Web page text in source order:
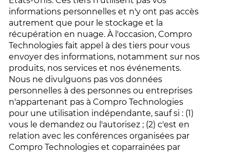
informations personnelles et n'y ont pas accès
autrement que pour le stockage et la
récupération en nuage. À l'occasion, Compro
Technologies fait appel à des tiers pour vous
envoyer des informations, notamment sur nos
produits, nos services et nos événements.
Nous ne divulguons pas vos données
personnelles à des personnes ou entreprises
n'appartenant pas à Compro Technologies
pour une utilisation indépendante, sauf si : (1)
vous le demandez ou l'autorisez ; (2) c'est en
relation avec les conférences organisées par
Compro Technologies et coparrainées par